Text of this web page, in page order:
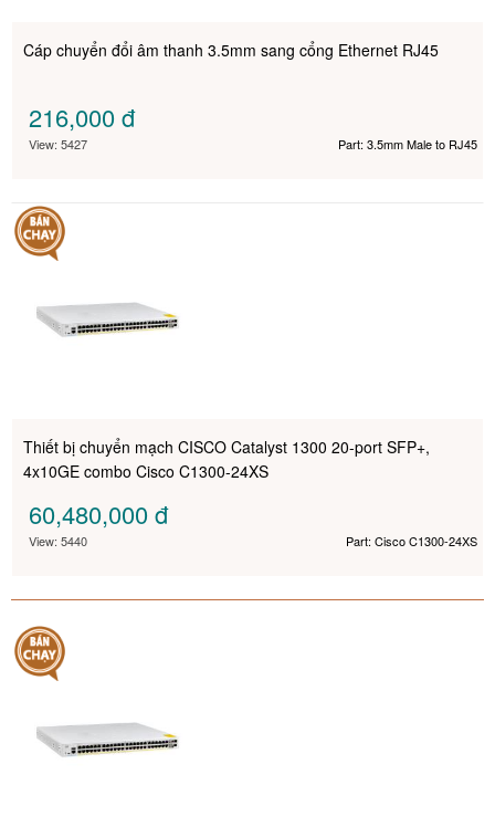
Cáp chuyển đổi âm thanh 3.5mm sang cổng Ethernet RJ45
216,000đ
View: 5427 Part: 3.5mm Male to RJ45
Thiết bị chuyển mạch CISCO Catalyst 1300 20-port SFP+,
4x10GE combo Cisco C1300-24XS
60,480,000đ
View: 5440 Part: Cisco C1300-24XS